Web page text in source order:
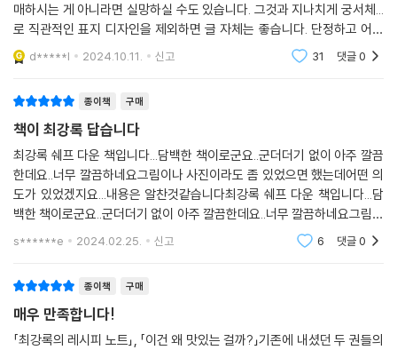
매하시는 게 아니라면 실망하실 수도 있습니다. 그것과 지나치게 궁서체...
로 직관적인 표지 디자인을 제외하면 글 자체는 좋습니다. 단정하고 어딘
가 어수룩한 것 같지만 꾸밈없고 내용 확실한 게 딱 최강록 같습니다. 읽다
보면 그의 목소리
d*****l 2024.10.11. 신고 31 댓글0
종이책 구매
책이 최강록 답습니다
최강록 쉐프 다운 책입니다...담백한 책이로군요..군더더기 없이 아주 깔끔
한데요..너무 깔끔하네요그림이나 사진이라도 좀 있었으면 했는데어떤 의
도가 있었겠지요...내용은 알찬것같습니다최강록 쉐프 다운 책입니다...담
백한 책이로군요..군더더기 없이 아주 깔끔한데요..너무 깔끔하네요그림이
나 사진이라도 좀 있었으면 했는데어떤 의도가 있었겠지요...내용은 알찬
s******e 2024.02.25. 신고 6 댓글0
종이책 구매
매우 만족합니다!
「최강록의 레시피 노트」, 「이건 왜 맛있는 걸까?」기존에 내셨던 두 권들의